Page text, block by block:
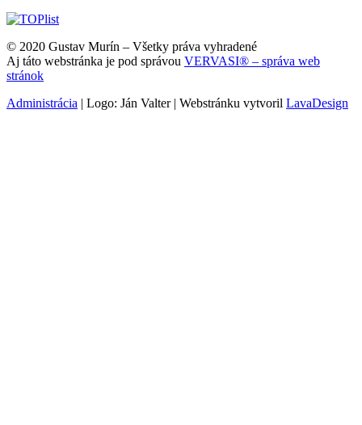
© 2020 Gustav Murín – Všetky práva vyhradené
Aj táto webstránka je pod správou VERVASI® – správa web
stránok
Administrácia | Logo: Ján Valter | Webstránku vytvoril LavaDesign